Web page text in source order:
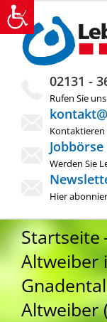
Zum
Inhalt
springen
02131 -
Rufen Sie
Kontaktieren
Jobbörse
Werden Sie
Hier
Startseite
Altweiber
Gnadental
Altweiber